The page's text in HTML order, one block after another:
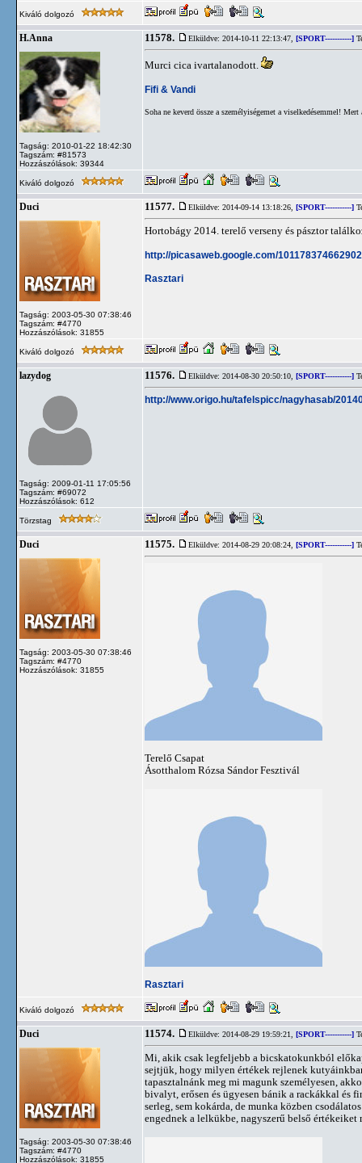
Kiváló dolgozó
H.Anna
Tagság: 2010-01-22 18:42:30
Tagszám: #81573
Hozzászólások: 39344
11578. Elküldve: 2014-10-11 22:13:47, [SPORT-----------]
Murci cica ivartalanodott.
Fifi & Vandi
Soha ne keverd össze a személyiségemet a viselkedésemmel!
Kiváló dolgozó
Duci
Tagság: 2003-05-30 07:38:46
Tagszám: #4770
Hozzászólások: 31855
11577. Elküldve: 2014-09-14 13:18:26, [SPORT-----------]
Hortobágy 2014. terelő verseny és pásztor
http://picasaweb.google.com/
Rasztari
Kiváló dolgozó
lazydog
Tagság: 2009-01-11 17:05:56
Tagszám: #69072
Hozzászólások: 612
11576. Elküldve: 2014-08-30 20:50:10, [SPORT-----------]
http://www.origo.hu/tafelspicc/nagyhasab/
Törzstag
Duci
Tagság: 2003-05-30 07:38:46
Tagszám: #4770
Hozzászólások: 31855
11575. Elküldve: 2014-08-29 20:08:24, [SPORT-----------]
Terelő Csapat
Ásotthalom Rózsa Sándor Fesztivál
Rasztari
Kiváló dolgozó
Duci
Tagság: 2003-05-30 07:38:46
Tagszám: #4770
Hozzászólások: 31855
11574. Elküldve: 2014-08-29 19:59:21, [SPORT-----------]
Mi, akik csak legfeljebb a bicskatokunkból
sejtjük, hogy milyen értékek rejlenek
tapasztalnánk meg mi magunk személyesen,
bivalyt, erősen és ügyesen bánik a rackákkal és
serleg, sem kokárda, de munka közben
engednek a lelkükbe, nagyszerű belső értékeiket